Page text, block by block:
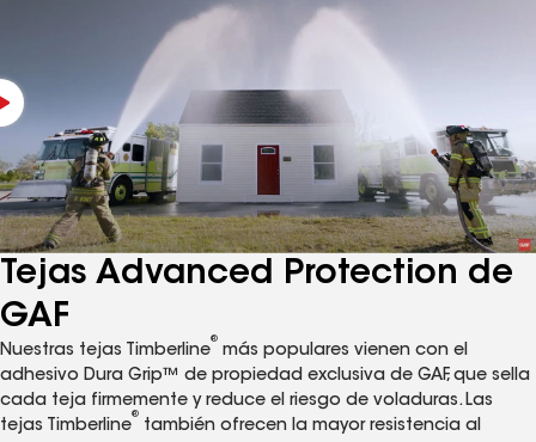
Tejas Advanced Protection de
GAF
Nuestras tejas Timberline
®
más populares vienen con el
adhesivo Dura Grip™ de propiedad exclusiva de GAF, que sella
cada teja firmemente y reduce el riesgo de voladuras. Las
tejas Timberline
®
también ofrecen la mayor resistencia al